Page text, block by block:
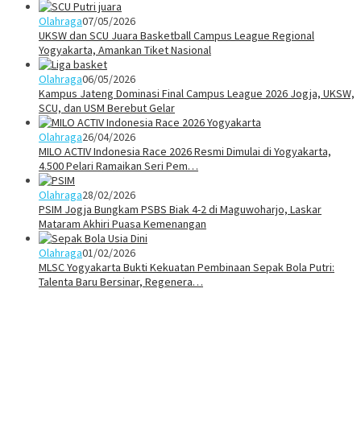
Olahraga07/05/2026
UKSW dan SCU Juara Basketball Campus League Regional
Yogyakarta, Amankan Tiket Nasional
Olahraga06/05/2026
Kampus Jateng Dominasi Final Campus League 2026 Jogja, UKSW,
SCU, dan USM Berebut Gelar
Olahraga26/04/2026
MILO ACTIV Indonesia Race 2026 Resmi Dimulai di Yogyakarta,
4.500 Pelari Ramaikan Seri Pem…
Olahraga28/02/2026
PSIM Jogja Bungkam PSBS Biak 4-2 di Maguwoharjo, Laskar
Mataram Akhiri Puasa Kemenangan
Olahraga01/02/2026
MLSC Yogyakarta Bukti Kekuatan Pembinaan Sepak Bola Putri:
Talenta Baru Bersinar, Regenera…